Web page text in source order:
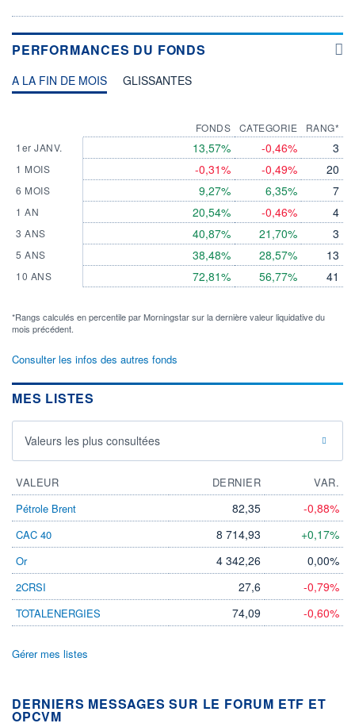
PERFORMANCES DU FONDS
A LA FIN DE MOIS GLISSANTES
1er JANV.
1 MOIS
6 MOIS
1 AN
3 ANS
5 ANS
10 ANS
FONDS
13,57%
-0,31%
9,27%
20,54%
40,87%
38,48%
72,81%
CATEGORIE
-0,46%
-0,49%
6,35%
-0,46%
21,70%
28,57%
56,77%
RANG*
3
20
7
4
3
13
41
*Rangs calculés en percentile par Morningstar sur la dernière valeur liquidative du
mois précédent.
Consulter les infos des autres fonds
MES LISTES
Valeurs les plus consultées
VALEUR DERNIER
VAR.
Pétrole Brent
82,35 -0,88%
CAC 40 8 714,93 +0,17%
Or 4 342,26 0,00%
2CRSI 27,6 -0,79%
TOTALENERGIES 74,09 -0,60%
Gérer mes listes
DERNIERS MESSAGES SUR LE FORUM ETF ET
OPCVM